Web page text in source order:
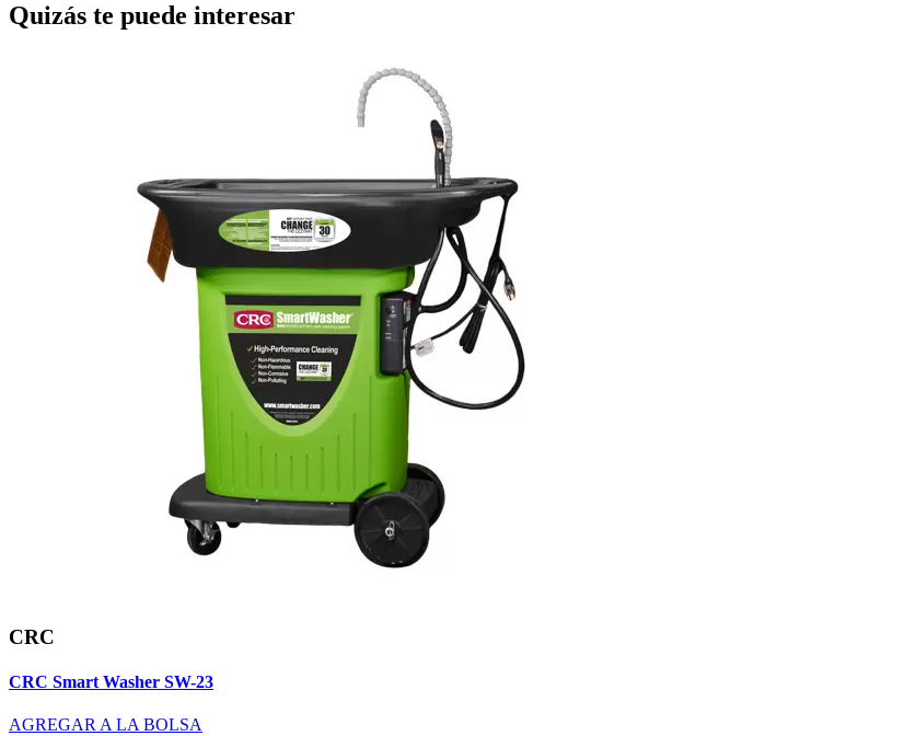
Quizás te puede interesar
CRC
CRC Smart Washer SW-23
AGREGAR A LA BOLSA